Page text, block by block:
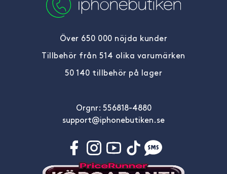
Över 650 000 nöjda kunder
Tillbehör från 514 olika varumärken
50 140 tillbehör på lager
Orgnr: 556818-4880
support@iphonebutiken.se